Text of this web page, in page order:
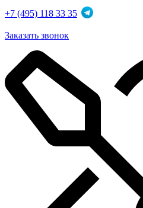
+7 (495) 118 33 35
Заказать звонок